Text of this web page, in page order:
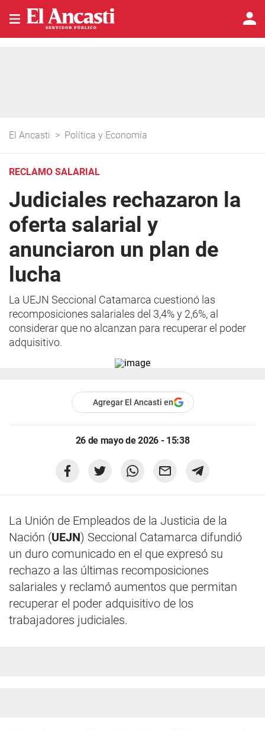
El Ancasti > Política y Economía
RECLAMO SALARIAL
Judiciales rechazaron la
oferta salarial y
anunciaron un plan de
lucha
La UEJN Seccional Catamarca cuestionó las
recomposiciones salariales del 3,4% y 2,6%, al
considerar que no alcanzan para recuperar el poder
adquisitivo.
Agregar El Ancasti en
26 de mayo de 2026 - 15:38
La Unión de Empleados de la Justicia de la
Nación (UEJN) Seccional Catamarca difundió
un duro comunicado en el que expresó su
rechazo a las últimas recomposiciones
salariales y reclamó aumentos que permitan
recuperar el poder adquisitivo de los
trabajadores judiciales.